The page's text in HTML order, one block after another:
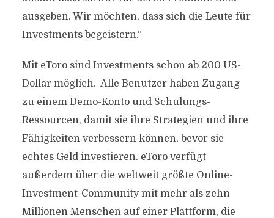
ausgeben. Wir möchten, dass sich die Leute für
Investments begeistern.“
Mit eToro sind Investments schon ab 200 US-
Dollar möglich. Alle Benutzer haben Zugang
zu einem Demo-Konto und Schulungs-
Ressourcen, damit sie ihre Strategien und ihre
Fähigkeiten verbessern können, bevor sie
echtes Geld investieren. eToro verfügt
außerdem über die weltweit größte Online-
Investment-Community mit mehr als zehn
Millionen Menschen auf einer Plattform, die